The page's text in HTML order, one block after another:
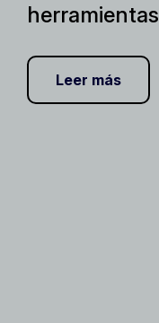
herramientas
Leer más